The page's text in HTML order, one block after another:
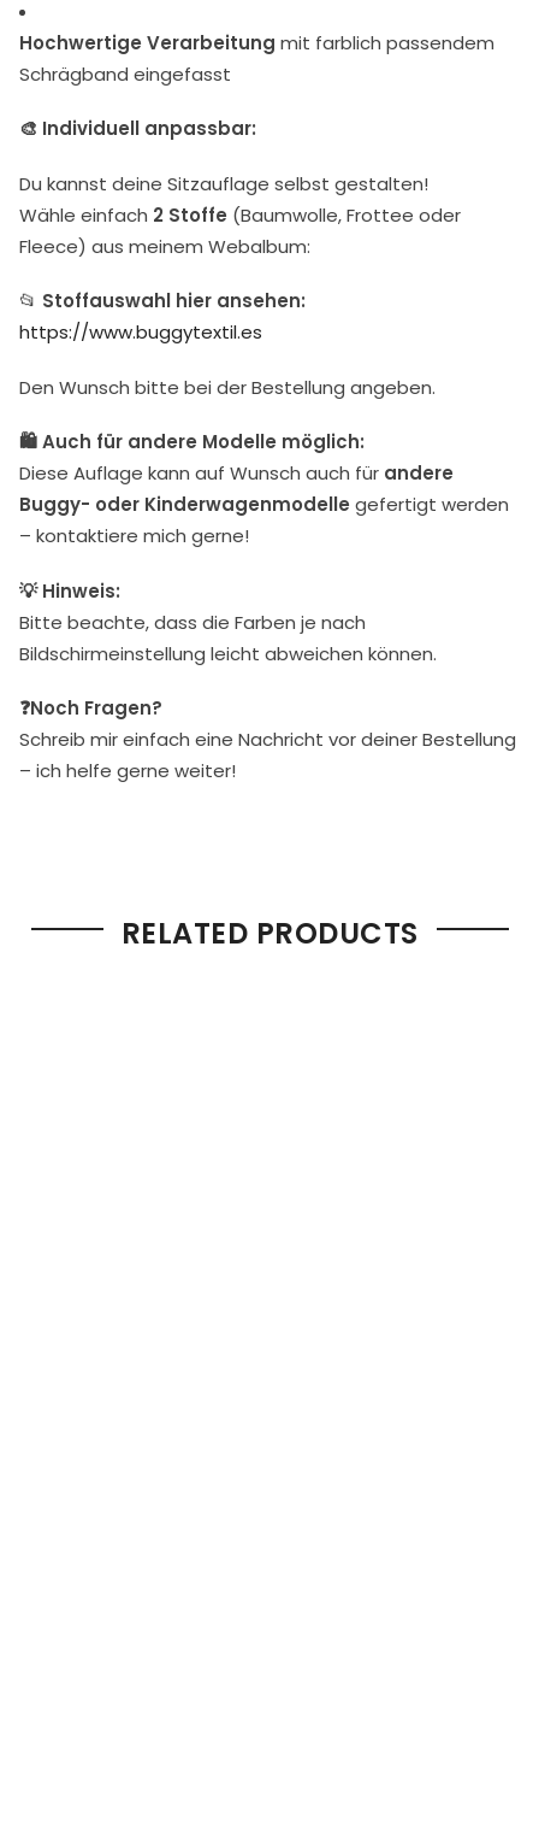
Hochwertige Verarbeitung mit farblich passendem
Schrägband eingefasst
🎨 Individuell anpassbar:
Du kannst deine Sitzauflage selbst gestalten!
Wähle einfach 2 Stoffe (Baumwolle, Frottee oder
Fleece) aus meinem Webalbum:
📂 Stoffauswahl hier ansehen:
https://www.buggytextil.es
Den Wunsch bitte bei der Bestellung angeben.
🛍 Auch für andere Modelle möglich:
Diese Auflage kann auf Wunsch auch für andere
Buggy- oder Kinderwagenmodelle gefertigt werden
– kontaktiere mich gerne!
💡 Hinweis:
Bitte beachte, dass die Farben je nach
Bildschirmeinstellung leicht abweichen können.
❓Noch Fragen?
Schreib mir einfach eine Nachricht vor deiner Bestellung
– ich helfe gerne weiter!
RELATED PRODUCTS